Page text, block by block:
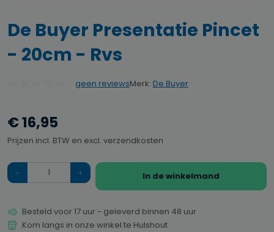
De Buyer Presentatie Pincet
- 20cm - Rvs
geen reviewsMerk: De Buyer
€ 16,95
Prijzen incl. BTW en excl. verzendkosten
Hoeveelheid
In de winkelmand
Besteld voor 17 uur - geleverd binnen 48 uur
Kom langs in onze winkel te Hulshout